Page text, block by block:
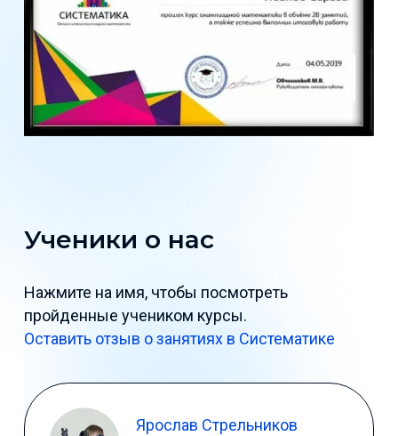
Ученики о нас
Нажмите на имя, чтобы посмотреть
пройденные учеником курсы.
Оставить отзыв о занятиях в Систематике
Ярослав Стрельников